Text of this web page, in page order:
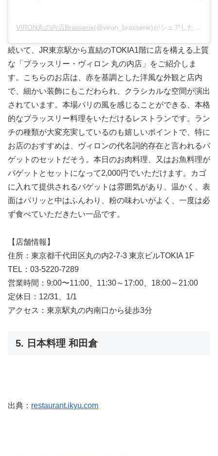
VIRON丸の内店Brasserie(@viron_brasserie)がシェアした投稿 –
続いて、JR東京駅から直結のTOKIA1階に店を構える上質
な「ブラッスリー・ヴィロン 丸の内店」をご紹介しま
す。こちらのお店は、赤を基調とした洋風な外観と店内
で、細かい装飾にもこだわられ、クラシカルな空間が演出
されています。本場パリの風を感じることができる、本格
的なブラッスリー料理をいただけるレストランです。ラン
チの種類が大変充実しているのも嬉しいポイントで、特に
お店のおすすめは、ヴィロンの代名詞的存在と言われるバ
ゲットのセットだそう。本日のお肉料理、又はお魚料理が
バゲットとセットになって2,000円でいただけます。カゴ
に入れて提供されるバゲットは雰囲気があり、温かく、表
面はパリッと中はふんわり、粉の味わいがよく、一度は必
ず食べていただきたい一品です。
【店舗情報】
住所：東京都千代田区丸の内2-7-3 東京ビルTOKIA 1F
TEL：03-5220-7289
営業時間：9:00〜11:00、11:30～17:00、18:00～21:00
定休日：12/31、1/1
アクセス：東京駅丸の内南口から徒歩3分
5. 日本料理 和田倉
出典： restaurant.ikyu.com